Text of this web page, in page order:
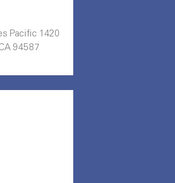
Pacific 1420
94587